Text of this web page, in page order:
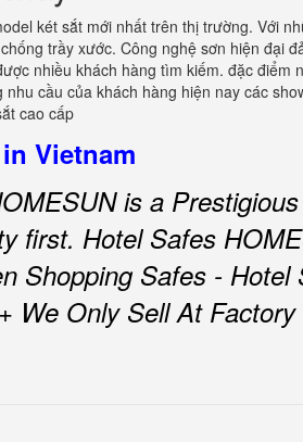
két sắt mới nhất trên thị trường. Với
trầy xước. Công nghệ sơn hiện đại
nhiều khách hàng tìm kiếm. đặc điểm
cầu của khách hàng hiện nay các
cao cấp
Vietnam
is a
first. Hotel Safes
Shopping Safes - Hotel
We Only Sell At